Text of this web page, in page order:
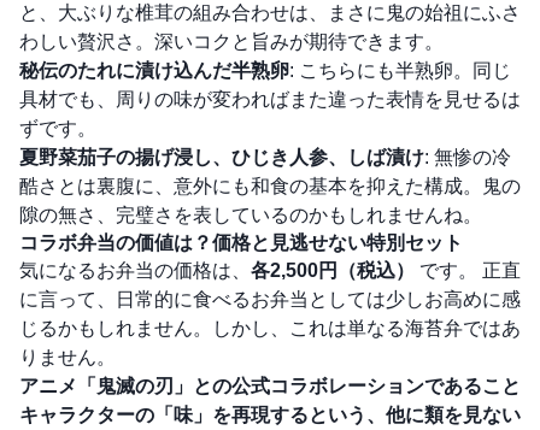
と、大ぶりな椎茸の組み合わせは、まさに鬼の始祖にふさ
わしい贅沢さ。深いコクと旨みが期待できます。
秘伝のたれに漬け込んだ半熟卵: こちらにも半熟卵。同じ
具材でも、周りの味が変わればまた違った表情を見せるは
ずです。
夏野菜茄子の揚げ浸し、ひじき人参、しば漬け: 無惨の冷
酷さとは裏腹に、意外にも和食の基本を抑えた構成。鬼の
隙の無さ、完璧さを表しているのかもしれませんね。
コラボ弁当の価値は？価格と見逃せない特別セット
気になるお弁当の価格は、 各2,500円（税込）
です。 正直
に言って、日常的に食べるお弁当としては少しお高めに感
じるかもしれません。しかし、これは単なる海苔弁ではあ
りません。
アニメ「鬼滅の刃」との公式コラボレーションであること
キャラクターの「味」を再現するという、他に類を見ない